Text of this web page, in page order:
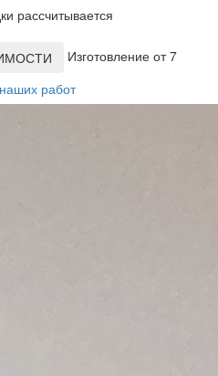
рассчитывается
Изготовление от 7
работ